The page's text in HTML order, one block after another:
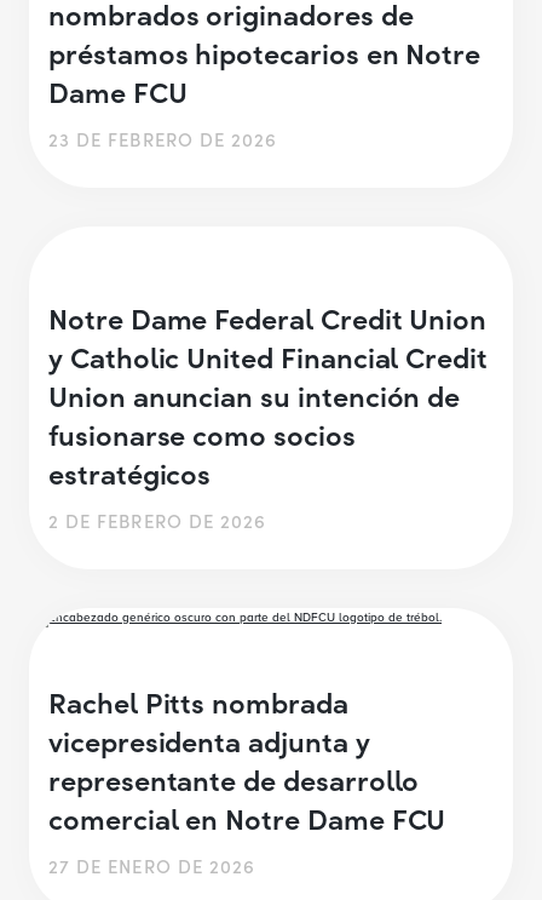
nombrados originadores de
préstamos hipotecarios en Notre
Dame FCU
23 DE FEBRERO DE 2026
Notre Dame Federal Credit Union
y Catholic United Financial Credit
Union anuncian su intención de
fusionarse como socios
estratégicos
2 DE FEBRERO DE 2026
Rachel Pitts nombrada
vicepresidenta adjunta y
representante de desarrollo
comercial en Notre Dame FCU
27 DE ENERO DE 2026